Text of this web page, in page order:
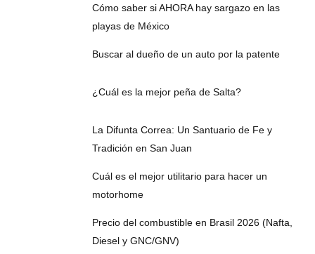
Cómo saber si AHORA hay sargazo en las
playas de México
Buscar al dueño de un auto por la patente
¿Cuál es la mejor peña de Salta?
La Difunta Correa: Un Santuario de Fe y
Tradición en San Juan
Cuál es el mejor utilitario para hacer un
motorhome
Precio del combustible en Brasil 2026 (Nafta,
Diesel y GNC/GNV)